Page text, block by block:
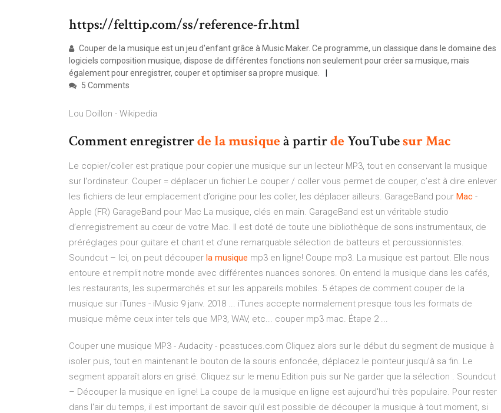
https://felttip.com/ss/reference-fr.html
Couper de la musique est un jeu d'enfant grâce à Music Maker. Ce programme, un classique dans le domaine des
logiciels composition musique, dispose de différentes fonctions non seulement pour créer sa musique, mais
également pour enregistrer, couper et optimiser sa propre musique.
5 Comments
Lou Doillon - Wikipedia
Comment enregistrerdela musiqueà partirdeYouTubesurMac
Le copier/coller est pratique pour copier une musique sur un lecteur MP3, tout en conservant la musique
sur l'ordinateur. Couper = déplacer un fichier Le couper / coller vous permet de couper, c’est à dire enlever
les fichiers de leur emplacement d’origine pour les coller, les déplacer ailleurs. GarageBand pour Mac -
Apple (FR) GarageBand pour Mac La musique, clés en main. GarageBand est un véritable studio
d’enregistrement au cœur de votre Mac. Il est doté de toute une bibliothèque de sons instrumentaux, de
préréglages pour guitare et chant et d’une remarquable sélection de batteurs et percussionnistes.
Soundcut – Ici, on peut découper la musique mp3 en ligne! Coupe mp3. La musique est partout. Elle nous
entoure et remplit notre monde avec différentes nuances sonores. On entend la musique dans les cafés,
les restaurants, les supermarchés et sur les appareils mobiles. 5 étapes de comment couper de la
musique sur iTunes - iMusic 9 janv. 2018 ... iTunes accepte normalement presque tous les formats de
musique même ceux inter tels que MP3, WAV, etc... couper mp3 mac. Étape 2 ...
Couper une musique MP3 - Audacity - pcastuces.com Cliquez alors sur le début du segment de musique à
isoler puis, tout en maintenant le bouton de la souris enfoncée, déplacez le pointeur jusqu'à sa fin. Le
segment apparaît alors en grisé. Cliquez sur le menu Edition puis sur Ne garder que la sélection . Soundcut
– Découper la musique en ligne! La coupe de la musique en ligne est aujourd'hui très populaire. Pour rester
dans l'air du temps, il est important de savoir qu'il est possible de découper la musique à tout moment, si